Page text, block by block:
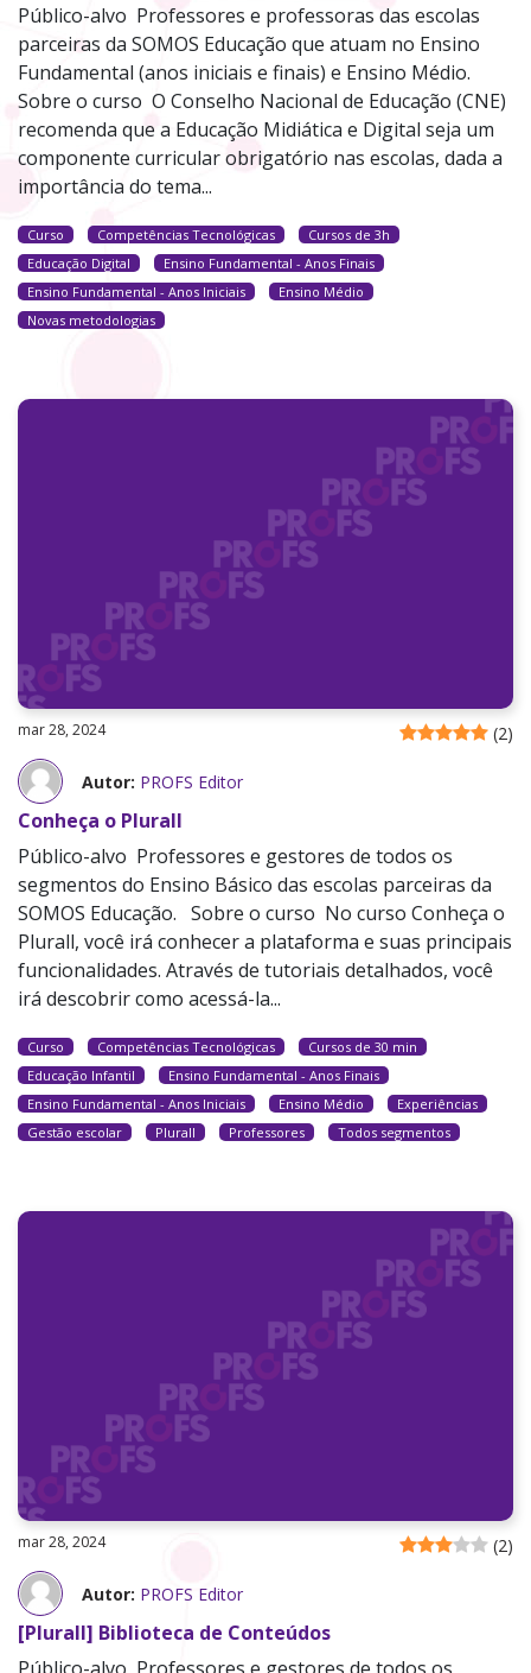
Público-alvo Professores e professoras das escolas
parceiras da SOMOS Educação que atuam no Ensino
Fundamental (anos iniciais e finais) e Ensino Médio.
Sobre o curso O Conselho Nacional de Educação (CNE)
recomenda que a Educação Midiática e Digital seja um
componente curricular obrigatório nas escolas, dada a
importância do tema...
Curso Competências Tecnológicas
Cursos de 3h
Educação Digital
Ensino Fundamental - Anos Finais
Ensino Fundamental - Anos Iniciais
Ensino Médio
Novas metodologias
mar 28, 2024 (2)
Autor: PROFS Editor
Conheça o Plurall
Público-alvo Professores e gestores de todos os
segmentos do Ensino Básico das escolas parceiras da
SOMOS Educação. Sobre o curso No curso Conheça o
Plurall, você irá conhecer a plataforma e suas principais
funcionalidades. Através de tutoriais detalhados, você
irá descobrir como acessá-la...
Curso Competências Tecnológicas
Cursos de 30 min
Educação Infantil
Ensino Fundamental - Anos Finais
Ensino Fundamental - Anos Iniciais
Ensino Médio
Experiências
Gestão escolar
Plurall Professores Todos segmentos
mar 28, 2024 (2)
Autor: PROFS Editor
[Plurall] Biblioteca de Conteúdos